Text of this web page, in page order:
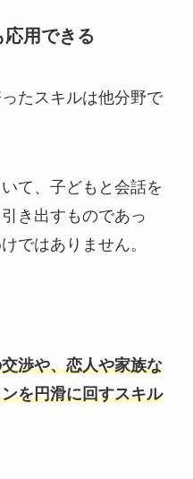
用できる
たスキルは他分野で
て、子どもと会話を
き出すものであっ
ではありません。
渉や、恋人や家族な
を円滑に回すスキル